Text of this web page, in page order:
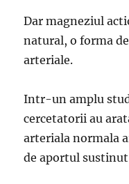
Dar magneziul
natural, o forma
arteriale.
Intr-un amplu
cercetatorii au
arteriala normala
de aportul